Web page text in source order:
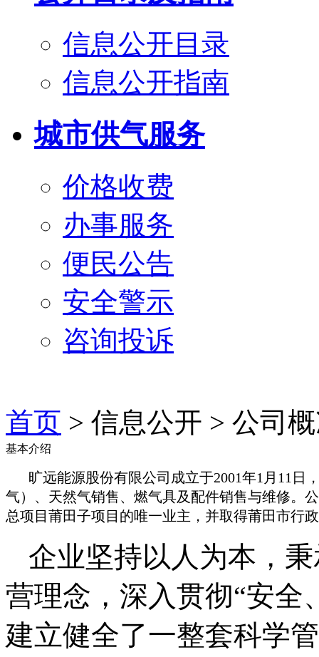
信息公开目录
信息公开指南
城市供气服务
价格收费
办事服务
便民公告
安全警示
咨询投诉
首页 > 信息公开 > 公司
基本介绍
旷远能源股份有限公司成立于2001年1月11日
气）、天然气销售、燃气具及配件销售与维修。
总项目莆田子项目的唯一业主，并取得莆田市行
企业坚持以人为本，
营理念，深入贯彻“安全
建立健全了一整套科学